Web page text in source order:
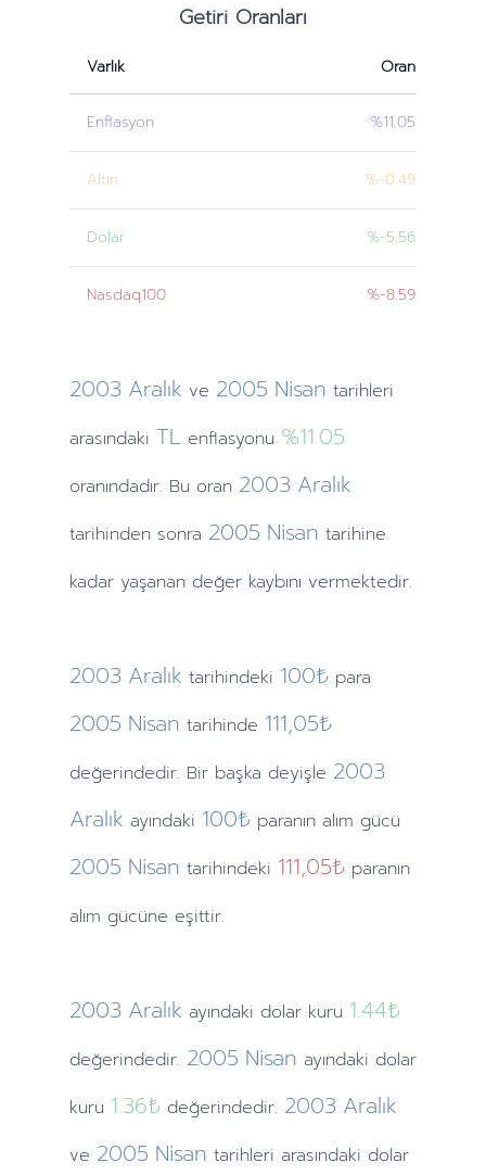
Getiri Oranları
Varlık Oran
Enflasyon %11.05
Altın %-0.49
Dolar %-5.56
Nasdaq100 %-8.59
2003 Aralık ve 2005 Nisan tarihleri
arasındaki TLenflasyonu %11.05
oranındadır. Bu oran 2003 Aralık
tarihindensonra 2005 Nisan tarihine
kadar yaşanan değer kaybını vermektedir.
2003 Aralık tarihindeki 100₺ para
2005 Nisan tarihinde 111,05₺
değerindedir. Bir başka deyişle 2003
Aralık ayındaki 100₺ paranın alım gücü
2005 Nisan tarihindeki 111,05₺ paranın
alım gücüne eşittir.
2003 Aralık ayındaki dolar kuru 1.44₺
değerindedir. 2005 Nisan ayındaki dolar
kuru 1.36₺değerindedir. 2003 Aralık
ve 2005 Nisan tarihleri arasındaki dolar